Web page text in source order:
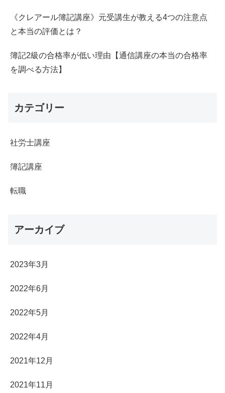
《クレアール簿記講座》元受講生が教える4つの注意点
と本当の評価とは？
簿記2級の合格率が低い理由【通信講座の本当の合格率
を調べる方法】
カテゴリー
社労士講座
簿記講座
転職
アーカイブ
2023年3月
2022年6月
2022年5月
2022年4月
2021年12月
2021年11月